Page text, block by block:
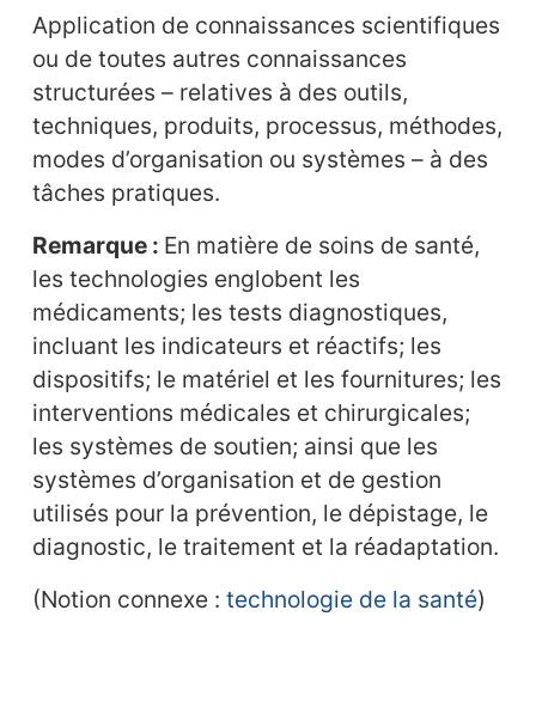
Application de connaissances scientifiques
ou de toutes autres connaissances
structurées – relatives à des outils,
techniques, produits, processus, méthodes,
modes d’organisation ou systèmes – à des
tâches pratiques.
Remarque : En matière de soins de santé,
les technologies englobent les
médicaments; les tests diagnostiques,
incluant les indicateurs et réactifs; les
dispositifs; le matériel et les fournitures; les
interventions médicales et chirurgicales;
les systèmes de soutien; ainsi que les
systèmes d’organisation et de gestion
utilisés pour la prévention, le dépistage, le
diagnostic, le traitement et la réadaptation.
(Notion connexe : technologie de la santé)